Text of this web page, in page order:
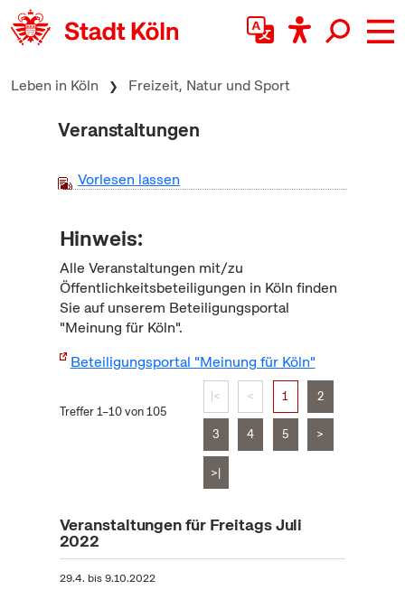
zum Inhalt springen
Leben in Köln Freizeit, Natur und Sport
Veranstaltungen
Vorlesen lassen
Hinweis:
Alle Veranstaltungen mit/zu
Öffentlichkeitsbeteiligungen in Köln finden
Sie auf unserem Beteiligungsportal
"Meinung für Köln".
Beteiligungsportal "Meinung für Köln"
Treffer 1–10 von 105
|< < 1 2
3 4 5 >
>|
Veranstaltungen für Freitags Juli
2022
29.4. bis9.10.2022